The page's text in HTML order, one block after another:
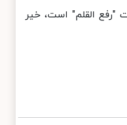
القلم" است، خیر